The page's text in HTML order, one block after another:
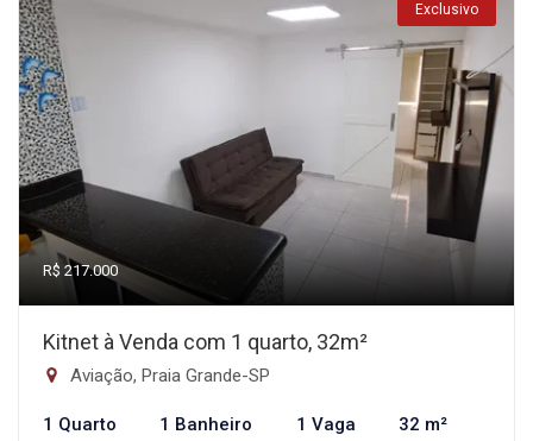
Exclusivo
R$ 217.000
Kitnet à Venda com 1 quarto, 32m²
Aviação, Praia Grande-SP
1 Quarto 1 Banheiro 1 Vaga 32 m²